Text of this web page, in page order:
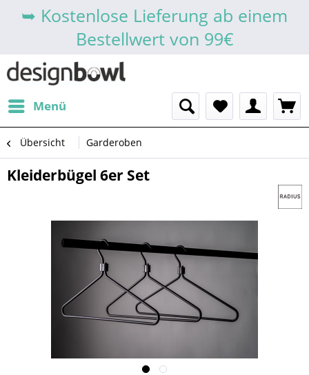
➥ Kostenlose Lieferung ab einem
Bestellwert von 99€
Menü
Übersicht Garderoben
Kleiderbügel 6er Set